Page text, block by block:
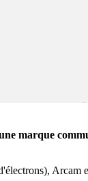
marque
), Arcam